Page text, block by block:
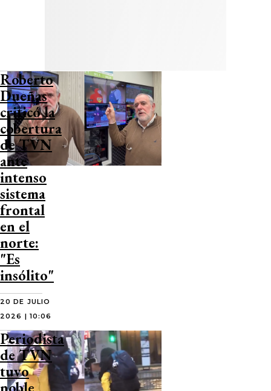
Roberto
Dueñas
criticó la
cobertura
de TVN
ante
intenso
sistema
frontal
en el
norte:
"Es
insólito"
20 DE JULIO
2026 | 10:06
Periodista
de TVN
tuvo